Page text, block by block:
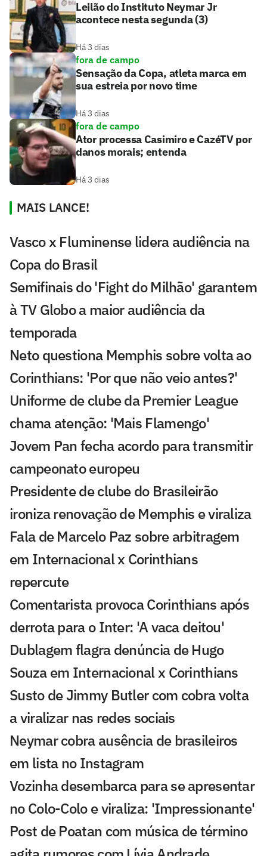
Leilão do Instituto Neymar Jr
acontece nesta segunda (3)
Há 3 dias
fora de campo
Sensação da Copa, atleta marca em
sua estreia por novo time
Há 3 dias
fora de campo
Ator processa Casimiro e CazéTV por
danos morais; entenda
Há 3 dias
MAIS LANCE!
Vasco x Fluminense lidera audiência na
Copa do Brasil
Semifinais do 'Fight do Milhão' garantem
à TV Globo a maior audiência da
temporada
Neto questiona Memphis sobre volta ao
Corinthians: 'Por que não veio antes?'
Uniforme de clube da Premier League
chama atenção: 'Mais Flamengo'
Jovem Pan fecha acordo para transmitir
campeonato europeu
Presidente de clube do Brasileirão
ironiza renovação de Memphis e viraliza
Fala de Marcelo Paz sobre arbitragem
em Internacional x Corinthians
repercute
Comentarista provoca Corinthians após
derrota para o Inter: 'A vaca deitou'
Dublagem flagra denúncia de Hugo
Souza em Internacional x Corinthians
Susto de Jimmy Butler com cobra volta
a viralizar nas redes sociais
Neymar cobra ausência de brasileiros
em lista no Instagram
Vozinha desembarca para se apresentar
no Colo-Colo e viraliza: 'Impressionante'
Post de Poatan com música de término